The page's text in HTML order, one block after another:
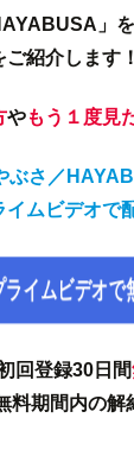
」
紹介します！
やもう１度見
ぶさ／
イムビデオで
イムビデオ
回登録30日間
料期間内の解